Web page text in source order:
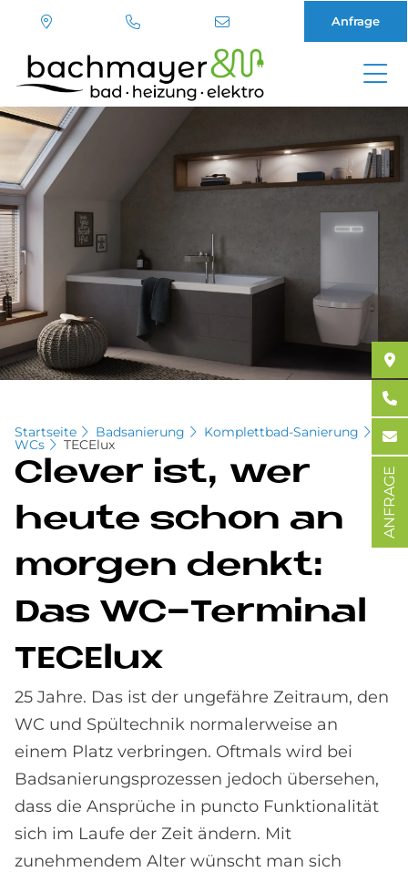
Direkt
zum
Inhalt
Anfrage
Startseite Badsanierung Komplettbad-Sanierung
WCs TECElux
Cle­ver ist, wer
heu­te schon an
mor­gen den­kt:
Das WC-Ter­mi­nal
TE­CE­lux
25 Jahre. Das ist der ungefähre Zeitraum, den
WC und Spültechnik normalerweise an
einem Platz verbringen. Oftmals wird bei
Badsanierungsprozessen jedoch übersehen,
dass die Ansprüche in puncto Funktionalität
sich im Laufe der Zeit ändern. Mit
zunehmendem Alter wünscht man sich
ANFRAGE